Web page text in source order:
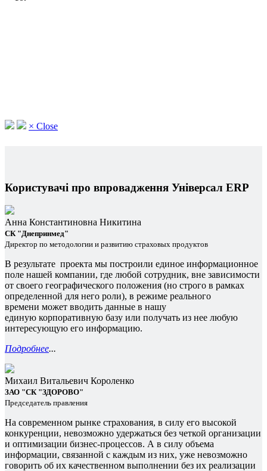
× Close
Користувачі про впровадження Універсал ERP
Анна Константиновна Никитина
СК "Днепринмед"
Директор по методологии и развитию страховых продуктов
В результате проекта мы построили единое информационное
поле нашей компании, где любой сотрудник, вне зависимости
от своего географического положения (но строго в рамках
определенной для него роли), в режиме реального
времени может вводить данные в нашу
единую корпоративную базу или получать из нее любую
интересующую его информацию.
Подробнее...
Михаил Витальевич Короленко
ЗАО "СК "ЗДОРОВО"
Председатель правления
На современном рынке страхования, в силу его высокой
конкуренции, невозможно удержаться без четкой организации
и оптимизации бизнес-процессов. А в силу объема
информации, связанной с каждым из них, уже невозможно
говорить об их качественном выполнении без их реализации